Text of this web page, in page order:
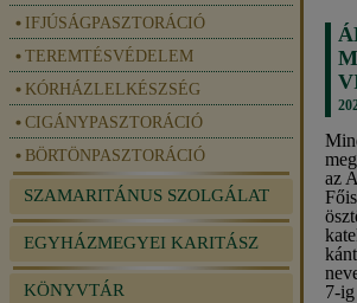
IFJÚSÁGPASZTORÁCIÓ
TEREMTÉSVÉDELEM
KÓRHÁZLELKÉSZSÉG
CIGÁNYPASZTORÁCIÓ
BÖRTÖNPASZTORÁCIÓ
SZAMARITÁNUS SZOLGÁLAT
EGYHÁZMEGYEI KARITÁSZ
KÖNYVTÁR
az
7-